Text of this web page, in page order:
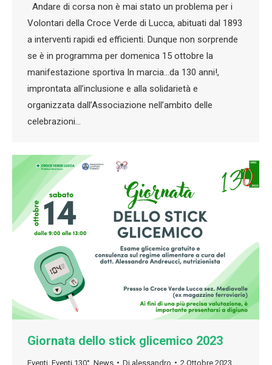
Andare di corsa non è mai stato un problema per i
Volontari della Croce Verde di Lucca, abituati dal 1893
a interventi rapidi ed efficienti. Dunque non sorprende
se è in programma per domenica 15 ottobre la
manifestazione sportiva In marcia…da 130 anni!,
improntata all’inclusione e alla solidarietà e
organizzata dall’Associazione nell’ambito delle
celebrazioni…
Giornata dello stick glicemico 2023
Eventi Eventi 130° News Di alessandro 2 Ottobre 2023